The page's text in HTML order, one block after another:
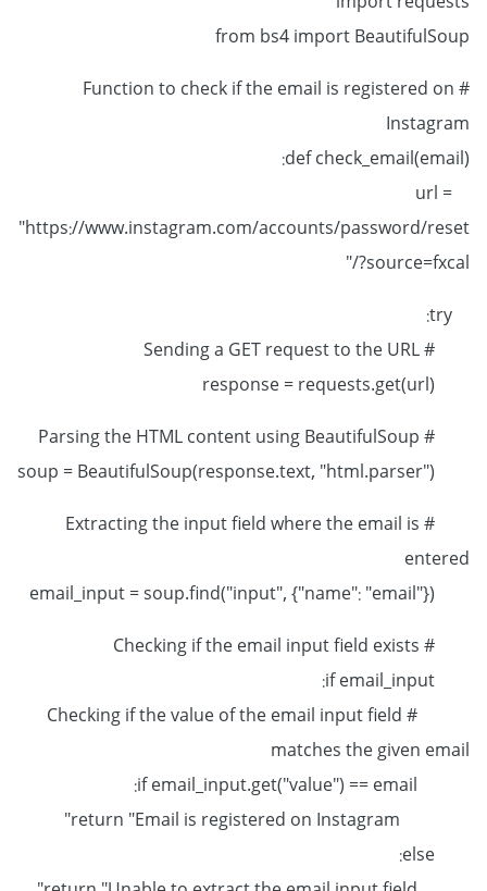
from bs4 import BeautifulSoup
# Function to check if the email is registered on
Instagram
def check_email(email):
url =
"https://www.instagram.com/accounts/password/reset
/?source=fxcal"
# Sending a GET request to the URL
# Parsing the HTML content using BeautifulSoup
# Extracting the input field where the email is
entered
# Checking if the email input field exists
# Checking if the value of the email input field
matches the given email